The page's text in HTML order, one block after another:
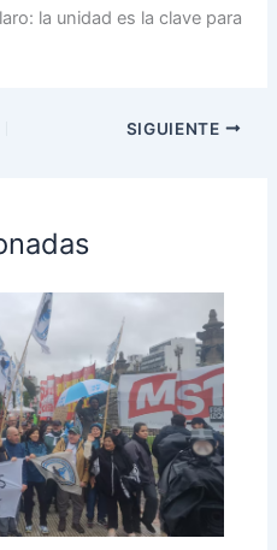
la unidad es la clave para
SIGUIENTE